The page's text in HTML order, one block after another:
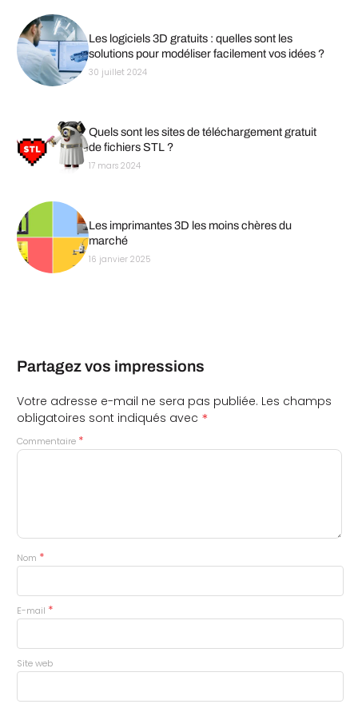
Les logiciels 3D gratuits : quelles sont les
solutions pour modéliser facilement vos idées ?
30 juillet 2024
Quels sont les sites de téléchargement gratuit
de fichiers STL ?
17 mars 2024
Les imprimantes 3D les moins chères du
marché
16 janvier 2025
Partagez vos impressions
Votre adresse e-mail ne sera pas publiée. Les champs
obligatoires sont indiqués avec *
Commentaire *
Nom *
E-mail *
Site web